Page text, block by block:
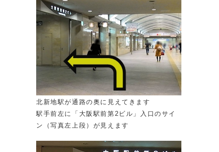
北新地駅が通路の奥に見えてきます
駅手前左に「大阪駅前第2ビル」入口のサイ
ン（写真左上段）が見えます